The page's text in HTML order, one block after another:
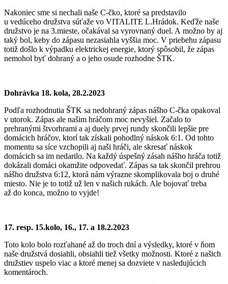
Nakoniec sme si nechali naše C-čko, ktoré sa predstavilo
u vedúceho družstva súťaže vo VITALITE L.Hrádok. Keďže naše
družstvo je na 3.mieste, očakával sa vyrovnaný duel. A možno by aj
taký bol, keby do zápasu nezasiahla vyššia moc. V priebehu zápasu
totiž došlo k výpadku elektrickej energie, ktorý spôsobil, že zápas
nemohol byť dohraný a o jeho osude rozhodne ŠTK.
Dohrávka 18. kola, 28.2.2023
Podľa rozhodnutia ŠTK sa nedohraný zápas nášho C-čka opakoval
v utorok. Zápas ale našim hráčom moc nevyšiel. Začalo to
prehranými štvorhrami a aj duely prvej rundy skončili lepšie pre
domácich hráčov, ktorí tak získali pohodlný náskok 6:1. Od tohto
momentu sa síce vzchopili aj naši hráči, ale skresať náskok
domácich sa im nedarilo. Na každý úspešný zásah nášho hráča totiž
dokázali domáci okamžite odpovedať. Zápas sa tak skončil prehrou
nášho družstva 6:12, ktorá nám výrazne skomplikovala boj o druhé
miesto. Nie je to totiž už len v našich rukách. Ale bojovať treba
až do konca, možno to vyjde!
17. resp. 15.kolo, 16., 17. a 18.2.2023
Toto kolo bolo rozťahané až do troch dní a výsledky, ktoré v ňom
naše družstvá dosiahli, obsiahli tiež všetky možnosti. Ktoré z našich
družstiev uspelo viac a ktoré menej sa dozviete v nasledujúcich
komentároch.